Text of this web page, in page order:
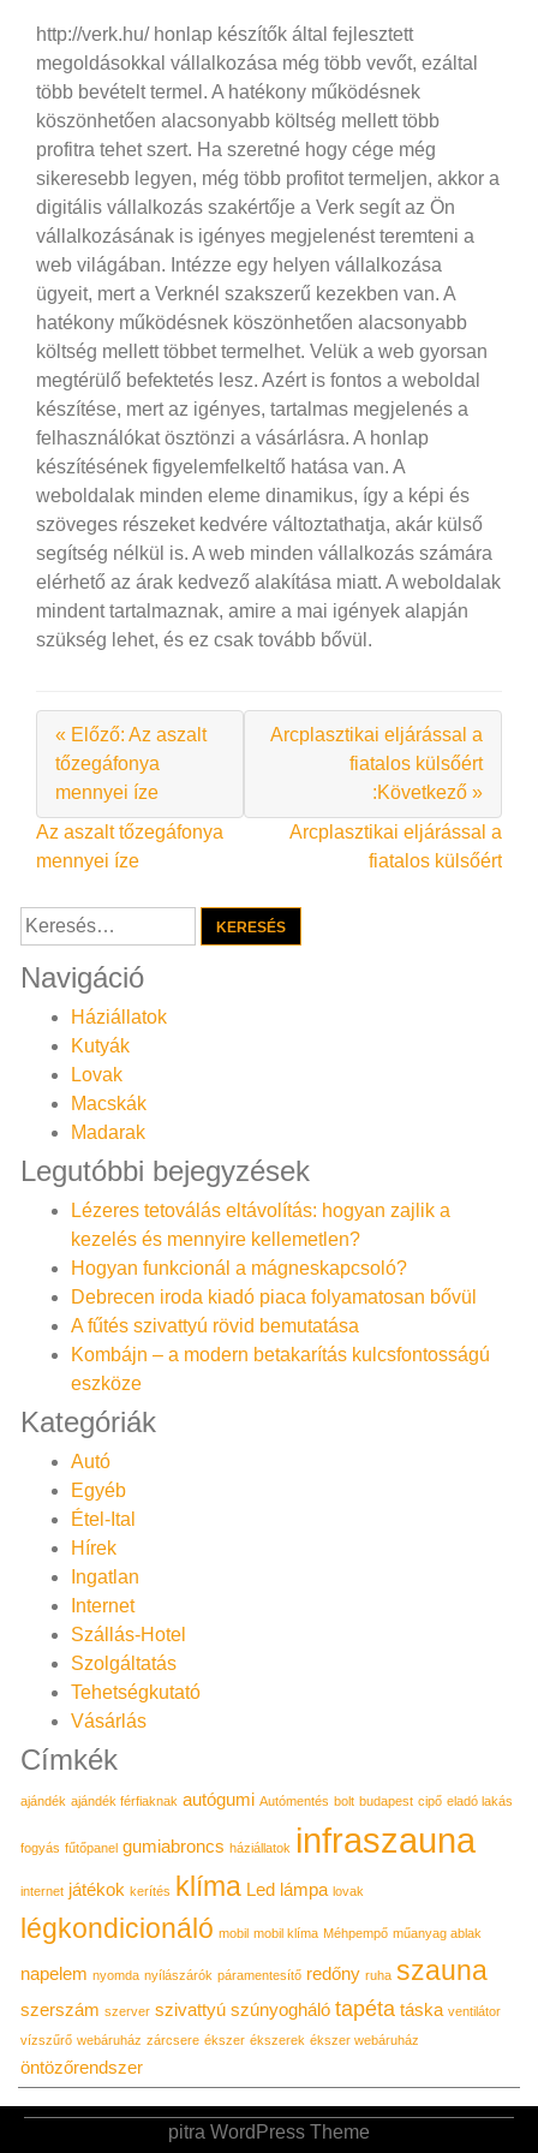
http://verk.hu/ honlap készítők által fejlesztett
megoldásokkal vállalkozása még több vevőt, ezáltal
több bevételt termel. A hatékony működésnek
köszönhetően alacsonyabb költség mellett több
profitra tehet szert. Ha szeretné hogy cége még
sikeresebb legyen, még több profitot termeljen, akkor a
digitális vállalkozás szakértője a Verk segít az Ön
vállalkozásának is igényes megjelenést teremteni a
web világában. Intézze egy helyen vállalkozása
ügyeit, mert a Verknél szakszerű kezekben van. A
hatékony működésnek köszönhetően alacsonyabb
költség mellett többet termelhet. Velük a web gyorsan
megtérülő befektetés lesz. Azért is fontos a weboldal
készítése, mert az igényes, tartalmas megjelenés a
felhasználókat ösztönzi a vásárlásra. A honlap
készítésének figyelemfelkeltő hatása van. A
weboldalak minden eleme dinamikus, így a képi és
szöveges részeket kedvére változtathatja, akár külső
segítség nélkül is. A web minden vállalkozás számára
elérhető az árak kedvező alakítása miatt. A weboldalak
mindent tartalmaznak, amire a mai igények alapján
szükség lehet, és ez csak tovább bővül.
« Előző: Az aszalt
tőzegáfonya
mennyei íze
Arcplasztikai eljárással a
fiatalos külsőért
:Következő »
Bejegyzés
navigáció
Az aszalt tőzegáfonya
mennyei íze
Arcplasztikai eljárással a
fiatalos külsőért
Keresés:
Navigáció
Háziállatok
Kutyák
Lovak
Macskák
Madarak
Legutóbbi bejegyzések
Lézeres tetoválás eltávolítás: hogyan zajlik a
kezelés és mennyire kellemetlen?
Hogyan funkcionál a mágneskapcsoló?
Debrecen iroda kiadó piaca folyamatosan bővül
A fűtés szivattyú rövid bemutatása
Kombájn – a modern betakarítás kulcsfontosságú
eszköze
Kategóriák
Autó
Egyéb
Étel-Ital
Hírek
Ingatlan
Internet
Szállás-Hotel
Szolgáltatás
Tehetségkutató
Vásárlás
Címkék
ajándék ajándék férfiaknak autógumi Autómentés bolt budapest cipő eladó lakás
fogyás fűtőpanel gumiabroncs háziállatok infraszauna
internet játékok kerítés klíma Led lámpa lovak
légkondicionáló mobil mobil klíma Méhpempő műanyag ablak
napelem nyomda nyílászárók páramentesítő redőny ruha szauna
szerszám szerver szivattyú szúnyogháló tapéta táska ventilátor
vízszűrő webáruház zárcsere ékszer ékszerek ékszer webáruház
öntözőrendszer
pitra WordPress Theme